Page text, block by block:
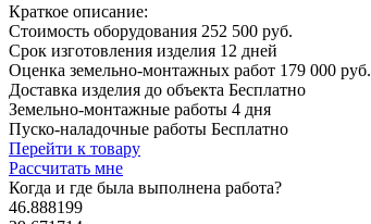
Краткое описание:
Стоимость оборудования 252 500 руб.
Срок изготовления изделия 12 дней
Оценка земельно-монтажных работ 179 000 руб.
Доставка изделия до объекта Бесплатно
Земельно-монтажные работы 4 дня
Пуско-наладочные работы Бесплатно
Перейти к товару
Рассчитать мне
Когда и где была выполнена работа?
46.888199